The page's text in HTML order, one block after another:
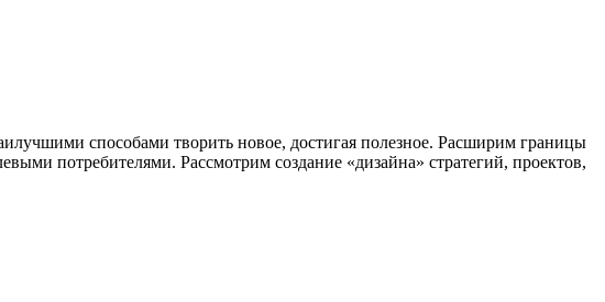
способами творить новое, достигая полезное. Расширим границы
потребителями. Рассмотрим создание «дизайна» стратегий, проектов,